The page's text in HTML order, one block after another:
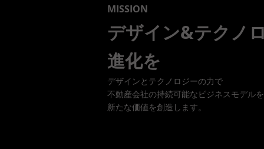
MISSION
デザイン&テクノ
進化を
デザインとテクノロジーの力で
不動産会社の持続可能なビジネスモデルを
新たな価値を創造します。